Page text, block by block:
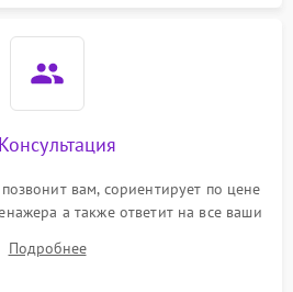
вам, сориентирует по цене
а также ответит на все ваши
Подробнее